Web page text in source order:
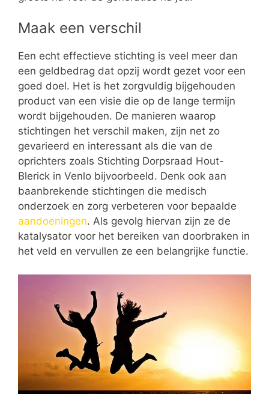
Maak een verschil
Een echt effectieve stichting is veel meer dan
een geldbedrag dat opzij wordt gezet voor een
goed doel. Het is het zorgvuldig bijgehouden
product van een visie die op de lange termijn
wordt bijgehouden. De manieren waarop
stichtingen het verschil maken, zijn net zo
gevarieerd en interessant als die van de
oprichters zoals Stichting Dorpsraad Hout-
Blerick in Venlo bijvoorbeeld. Denk ook aan
baanbrekende stichtingen die medisch
onderzoek en zorg verbeteren voor bepaalde
aandoeningen. Als gevolg hiervan zijn ze de
katalysator voor het bereiken van doorbraken in
het veld en vervullen ze een belangrijke functie.